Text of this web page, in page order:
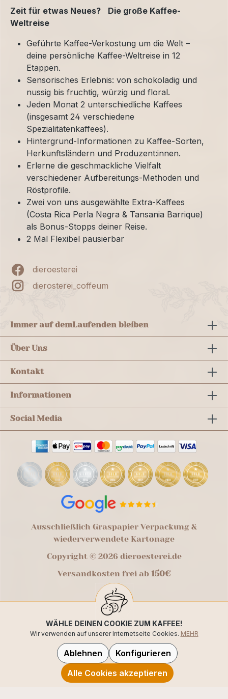
Zeit für etwas Neues? Die große Kaffee-
Weltreise
Geführte Kaffee-Verkostung um die Welt –
deine persönliche Kaffee-Weltreise in 12
Etappen.
Sensorisches Erlebnis: von schokoladig und
nussig bis fruchtig, würzig und floral.
Jeden Monat 2 unterschiedliche Kaffees
(insgesamt 24 verschiedene
Spezialitätenkaffees).
Hintergrund-Informationen zu Kaffee-Sorten,
Herkunftsländern und Produzent:innen.
Erlerne die geschmackliche Vielfalt
verschiedener Aufbereitungs-Methoden und
Röstprofile.
Zwei von uns ausgewählte Extra-Kaffees
(Costa Rica Perla Negra & Tansania Barrique)
als Bonus-Stopps deiner Reise.
2 Mal Flexibel pausierbar
dieroesterei
dierosterei_coffeum
Immer auf demLaufenden bleiben
Über Uns
Kontakt
Informationen
Social Media
Ausschließlich Graspapier Verpackung &
wiederverwendete Kartonage
Copyright © 2026 dieroesterei.de
Versandkosten frei ab 150€
WÄHLE DEINEN COOKIE ZUM KAFFEE!
Wir verwenden auf unserer Internetseite Cookies. MEHR
Ablehnen
Konfigurieren
Alle Cookies akzeptieren